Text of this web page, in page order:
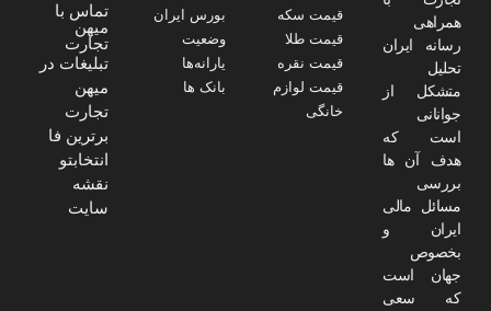
همراهی
رسانه ایران
تحلیل
متشکل از
جوانانی
است که
هدف آن ها
بررسی
مسائل مالی
ایران و
بخصوص
جهان است
که سعی
قیمت سکه
قیمت طلا
قیمت نقره
قیمت لوازم
خانگی
بورس ایران
وضعیت
یارانه‌ها
بانک ها
تماس با
میهن
تجارت
تبلیغات در
میهن
تجارت
برترین فا
انتخابتو
نقشه
سایت